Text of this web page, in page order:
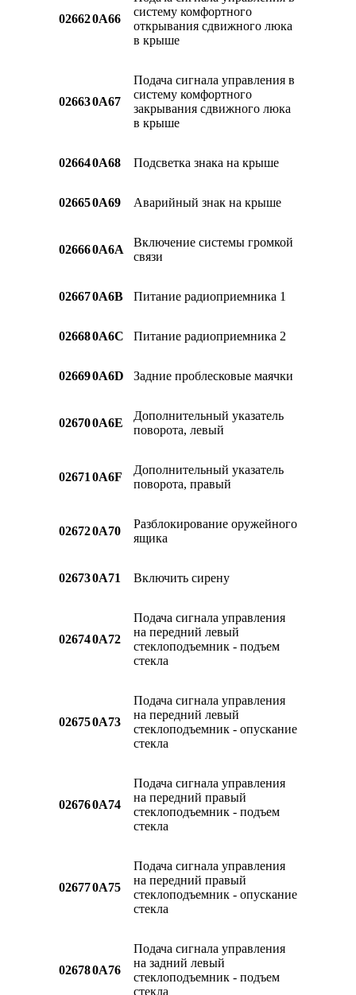
026620A66
систему комфортного
открывания сдвижного люка
в крыше
026630A67
Подача сигнала управления в
систему комфортного
закрывания сдвижного люка
в крыше
026640A68 Подсветка знака на крыше
026650A69 Аварийный знак на крыше
026660A6A
Включение системы громкой
связи
026670A6B Питание радиоприемника 1
026680A6C Питание радиоприемника 2
026690A6D Задние проблесковые маячки
026700A6E
Дополнительный указатель
поворота, левый
02671 0A6F
Дополнительный указатель
поворота, правый
026720A70
Разблокирование оружейного
ящика
026730A71 Включить сирену
026740A72
Подача сигнала управления
на передний левый
стеклоподъемник - подъем
стекла
026750A73
Подача сигнала управления
на передний левый
стеклоподъемник - опускание
стекла
026760A74
Подача сигнала управления
на передний правый
стеклоподъемник - подъем
стекла
026770A75
Подача сигнала управления
на передний правый
стеклоподъемник - опускание
стекла
026780A76
Подача сигнала управления
на задний левый
стеклоподъемник - подъем
стекла